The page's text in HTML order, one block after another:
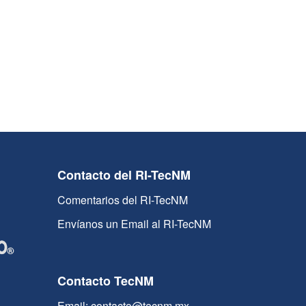
Contacto del RI-TecNM
Comentarios del RI-TecNM
Envíanos un Email al RI-TecNM
Contacto TecNM